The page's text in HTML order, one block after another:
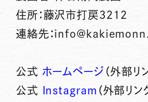
住所：藤沢市打戻3212
連絡先：
公式 ホームページ （外部リ
公式
Instagram （外部リン